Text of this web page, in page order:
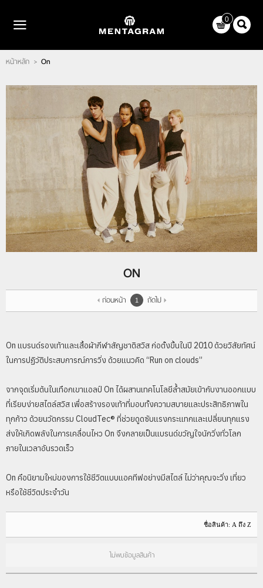
ไทย
หน้าหลัก
แบรนด์
ตัวแทนจำหน่าย
เกี่ยวกับเรา
ติดต่อเรา
บทความ
0
หน้าหลัก > On
ON
ก่อนหน้า 1 ถัดไป
On แบรนด์รองเท้าและเสื้อผ้ากีฬาสัญชาติสวิส ก่อตั้งขึ้นในปี 2010 ด้วยวิสัยทัศน์
ในการปฏิวัติประสบการณ์การวิ่ง ด้วยแนวคิด “Run on clouds”
จากจุดเริ่มต้นในเทือกเขาแอลป์ On ได้ผสานเทคโนโลยีล้ำสมัยเข้ากับงานออกแบบ
ที่เรียบง่ายสไตล์สวิส เพื่อสร้างรองเท้าที่มอบทั้งความสบายและประสิทธิภาพใน
ทุกก้าว ด้วยนวัตกรรม CloudTec® ที่ช่วยดูดซับแรงกระแทกและเปลี่ยนทุกแรง
ส่งให้เกิดพลังในการเคลื่อนไหว On จึงกลายเป็นแบรนด์ขวัญใจนักวิ่งทั่วโลก
ภายในเวลาอันรวดเร็ว
On คือนิยามใหม่ของการใช้ชีวิตแบบแอคทีฟอย่างมีสไตล์ ไม่ว่าคุณจะวิ่ง เที่ยว
หรือใช้ชีวิตประจำวัน
ไม่พบข้อมูลสินค้า